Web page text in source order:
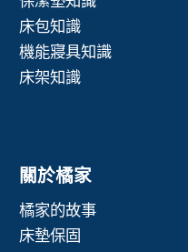
床包知識
機能寢具知識
床架知識
關於橘家
橘家的故事
床墊保固